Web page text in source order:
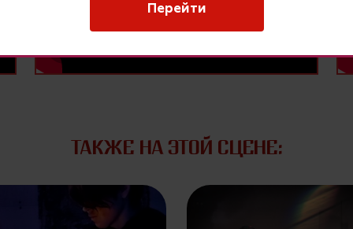
ТАКЖЕ НА ЭТОЙ СЦЕНЕ:
Перейти